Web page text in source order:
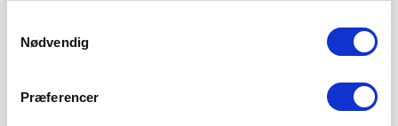
Nødvendig
Præferencer
TOPSCORER I ESTLAND